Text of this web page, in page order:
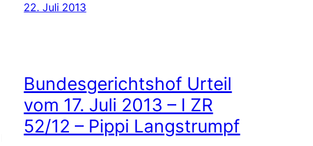
OLG
Az.:
22
3/97
22. Juli 2013
Bundesgerichtshof Urteil
vom 17. Juli 2013 – I ZR
52/12 – Pippi Langstrumpf